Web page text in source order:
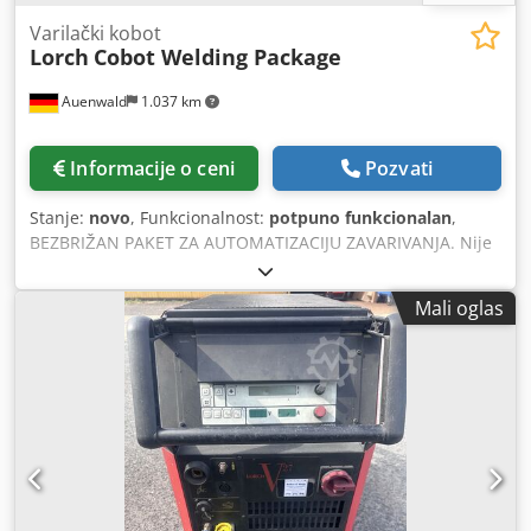
Auenwald 1.037 km
Varilački kobot
Lorch Cobot Welding Package
Informacije o ceni Pozvati
Stanje: novo, Funkcionalnost: potpuno funkcionalan,
BEZBRIŽAN PAKET ZA AUTOMATIZACIJU ZAVARIVANJA. Nije
bitno da li je MIG-MAG ili TIG. Želite li da koristite kobot da
automatizujete proizvodnju zavarivanja da biste se susreli
sa izazovima? Onda su Lorch Cobot Welding Solutions
pravi za tebe! Savršeno koordinirani paket kombinuje •
Visokokvalitetna robotska tehnologija od lidera cobot
marketa Universal • inovativna tehnologija zavarivanja iz
Lorča • Intuitivni Lorch Cobotronic operativni softver • i
sveobuhvatan spektar usluga uz najbolju, profesionalnu
podršku. To čini Lorch Cobot Welding Solutions pravim all-
inclusive paketom – dostupnim kako za visoko efikasne
MIG-MAG aplikacije, tako i za veoma zahtevne TIG zadatke
Mali oglas